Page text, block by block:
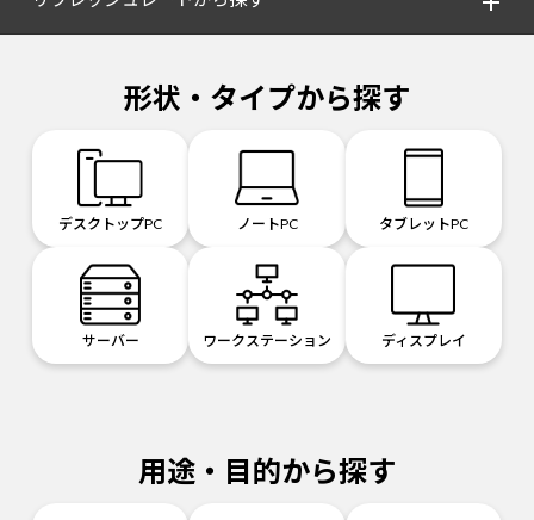
形状・タイプから探す
デスクトップPC ノートPC タブレットPC
サーバー ワークステーション ディスプレイ
用途・目的から探す